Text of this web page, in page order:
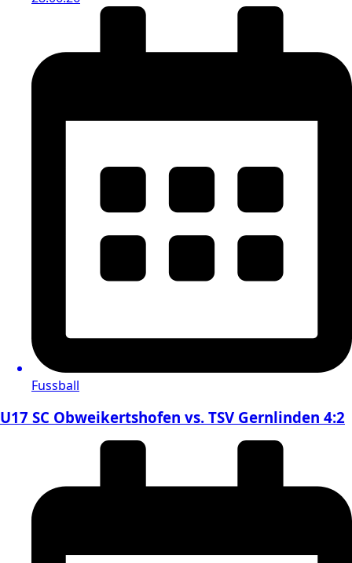
Fussball
U17 SC Obweikertshofen vs. TSV Gernlinden 4:2